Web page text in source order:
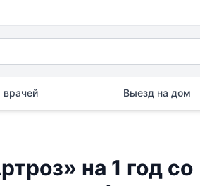
Выезд на дом
на 1 год со